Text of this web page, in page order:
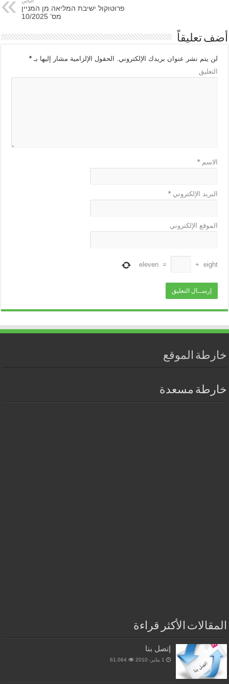
פרוטוקול ישיבת המליאה מן המניין
מס’ 10/2025
أضف تعليقاً
لن يتم نشر عنوان بريدك الإلكتروني. الحقول الإلزامية مشار إليها بـ*
التعليق
الاسم*
البريد الإلكتروني*
الموقع الإلكتروني
eight
+
=
eleven
خارطة الموقع
خارطة مسعدة
المقالات الأكثر قراءة
إتصل بنا
1 يناير، 2010 61,064